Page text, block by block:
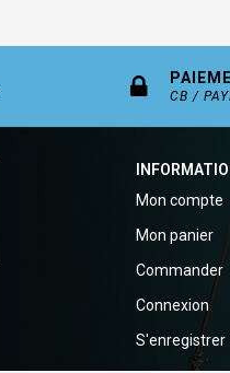
CB /
Mon compte
Mon panier
Commander
Connexion
S'enregistrer